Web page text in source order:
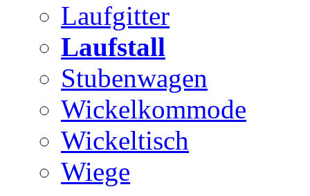
Laufgitter
Laufstall
Stubenwagen
Wickelkommode
Wickeltisch
Wiege